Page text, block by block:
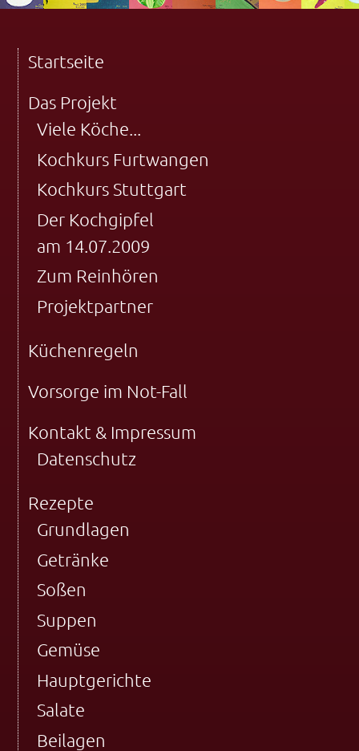
Startseite
Das Projekt
Viele Köche...
Kochkurs Furtwangen
Kochkurs Stuttgart
Der Kochgipfel
am 14.07.2009
Zum Reinhören
Projektpartner
Küchenregeln
Vorsorge im Not-Fall
Kontakt & Impressum
Datenschutz
Rezepte
Grundlagen
Getränke
Soßen
Suppen
Gemüse
Hauptgerichte
Salate
Beilagen